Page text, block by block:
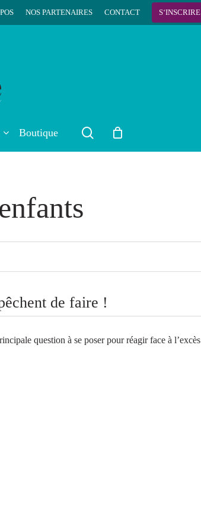
NOS PARTENAIRES CONTACT S‘INSCRIRE
Boutique search
de faire !
question à se poser pour réagir face à l’excès